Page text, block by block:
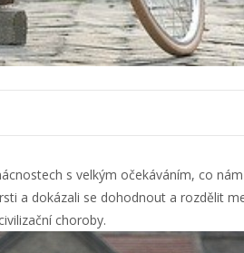
s velkým očekáváním, co
a dokázali se dohodnout a rozdělit
choroby.